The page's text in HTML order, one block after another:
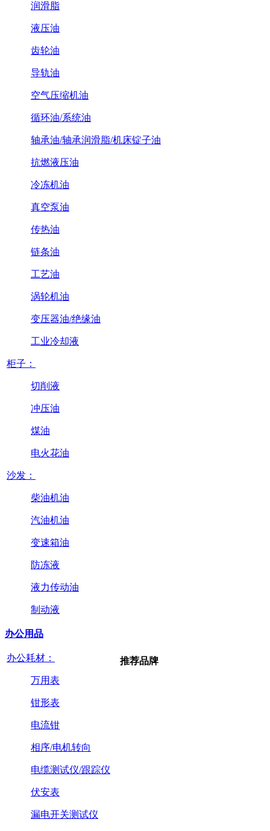
润滑脂
液压油
齿轮油
导轨油
空气压缩机油
循环油/系统油
轴承油/轴承润滑脂/机床锭子油
抗燃液压油
冷冻机油
真空泵油
传热油
链条油
工艺油
涡轮机油
变压器油/绝缘油
工业冷却液
柜子：
切削液
冲压油
煤油
电火花油
沙发：
柴油机油
汽油机油
变速箱油
防冻液
液力传动油
制动液
办公用品
办公耗材：
万用表
钳形表
电流钳
相序/电机转向
电缆测试仪/跟踪仪
伏安表
漏电开关测试仪
推荐品牌